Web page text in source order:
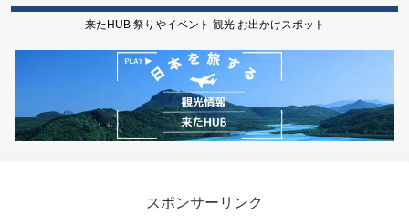
来たHUB 祭りやイベント 観光 お出かけスポット
スポンサーリンク